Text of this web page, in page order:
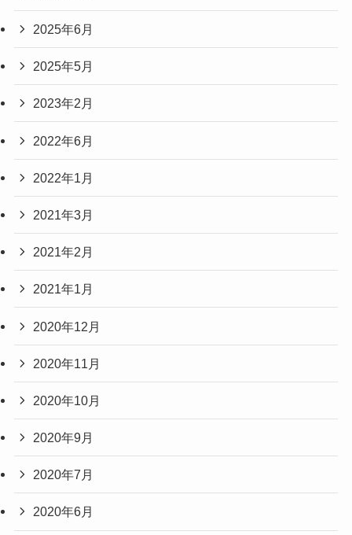
2025年6月
2025年5月
2023年2月
2022年6月
2022年1月
2021年3月
2021年2月
2021年1月
2020年12月
2020年11月
2020年10月
2020年9月
2020年7月
2020年6月